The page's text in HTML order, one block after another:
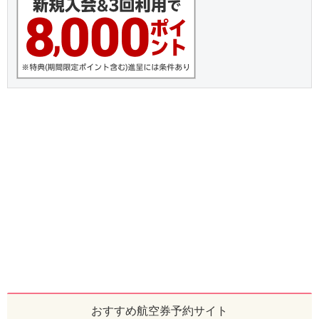
おすすめ航空券予約サイト